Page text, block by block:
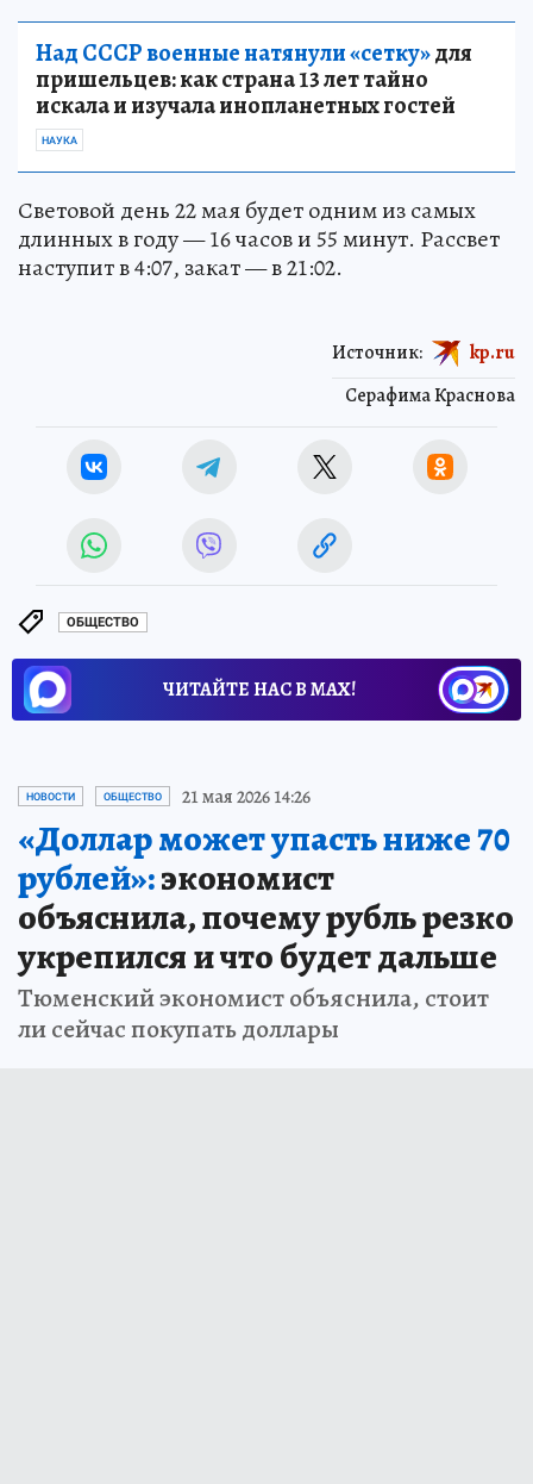
Над СССР военные натянули «сетку»для
пришельцев: как страна 13 лет тайно
искала и изучала инопланетных гостей
НАУКА
Световой день 22 мая будет одним из самых
длинных в году — 16 часов и 55 минут. Рассвет
наступит в 4:07, закат — в 21:02.
Серафима Краснова
Источник: kp.ru
ОБЩЕСТВО
ЧИТАЙТЕ НАС В МАХ!
НОВОСТИ ОБЩЕСТВО 21 мая 2026 14:26
«Доллар может упасть ниже 70
рублей»:экономист
объяснила, почему рубль резко
укрепился и что будет дальше
Тюменский экономист объяснила, стоит
ли сейчас покупать доллары